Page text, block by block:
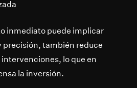
inmediato puede implicar
también reduce
lo que en
la inversión.